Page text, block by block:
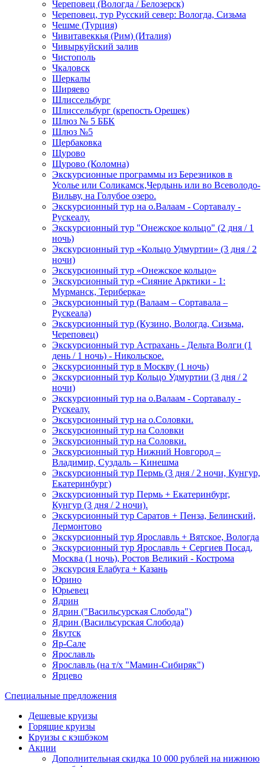
Череповец (Вологда / Белозерск)
Череповец, тур Русский север: Вологда, Сизьма
Чешме (Турция)
Чивитавеккья (Рим) (Италия)
Чивыркуйский залив
Чистополь
Чкаловск
Шеркалы
Ширяево
Шлиссельбург
Шлиссельбург (крепость Орешек)
Шлюз № 5 ББК
Шлюз №5
Щербаковка
Щурово
Щурово (Коломна)
Экскурсионные программы из Березников в
Усолье или Соликамск,Чердынь или во Всеволодо-
Вильву, на Голубое озеро.
Экскурсионный тур на о.Валаам - Сортавалу -
Рускеалу.
Экскурсионный тур "Онежское кольцо" (2 дня / 1
ночь)
Экскурсионный тур «Кольцо Удмуртии» (3 дня / 2
ночи)
Экскурсионный тур «Онежское кольцо»
Экскурсионный тур «Сияние Арктики - 1:
Мурманск, Териберка»
Экскурсионный тур (Валаам – Сортавала –
Рускеала)
Экскурсионный тур (Кузино, Вологда, Сизьма,
Череповец)
Экскурсионный тур Астрахань - Дельта Волги (1
день / 1 ночь) - Никольское.
Экскурсионный тур в Москву (1 ночь)
Экскурсионный тур Кольцо Удмуртии (3 дня / 2
ночи)
Экскурсионный тур на о.Валаам - Сортавалу -
Рускеалу.
Экскурсионный тур на о.Соловки.
Экскурсионный тур на Соловки
Экскурсионный тур на Соловки.
Экскурсионный тур Нижний Новгород –
Владимир, Суздаль – Кинешма
Экскурсионный тур Пермь (3 дня / 2 ночи, Кунгур,
Екатеринбург)
Экскурсионный тур Пермь + Екатеринбург,
Кунгур (3 дня / 2 ночи).
Экскурсионный тур Саратов + Пенза, Белинский,
Лермонтово
Экскурсионный тур Ярославль + Вятское, Вологда
Экскурсионный тур Ярославль + Сергиев Посад,
Москва (1 ночь), Ростов Великий - Кострома
Экскурсия Елабуга + Казань
Юрино
Юрьевец
Ядрин
Ядрин ("Васильсурская Слобода")
Ядрин (Васильсурская Слобода)
Якутск
Яр-Сале
Ярославль
Ярославль (на т/х "Мамин-Сибиряк")
Ярцево
Специальные предложения
Дешевые круизы
Горящие круизы
Круизы с кэшбэком
Акции
Дополнительная скидка 10 000 рублей на нижнюю